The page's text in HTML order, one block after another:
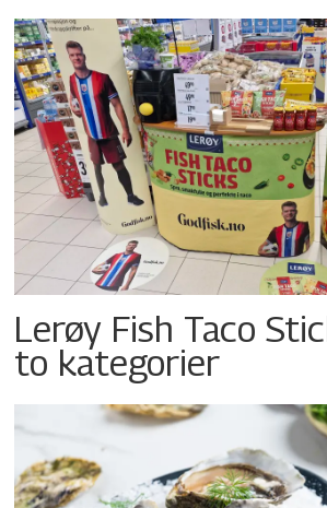
Lerøy Fish Taco
to kategorier